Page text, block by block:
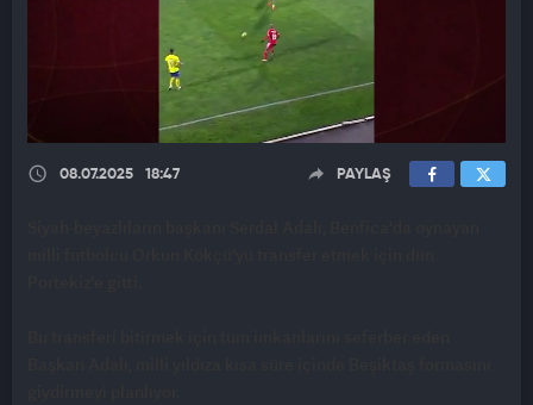
08.07.2025 18:47 PAYLAŞ